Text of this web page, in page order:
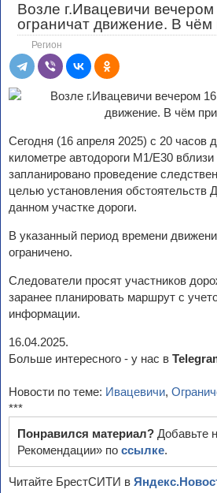
Возле г.Ивацевичи
ограничат движение. В чём
Регион
Сегодня (16 апреля 2025) с 20 часов
километре автодороги М1/Е30
запланировано проведение
целью установления обстоятельств
данном участке дороги.
В указанный период времени
ограничено.
Следователи просят участников
заранее планировать маршрут с
информации.
16.04.2025.
Больше интересного - у нас в
Новости по теме: Ивацевичи,
***
Понравился материал? Добавьте
Рекомендации» по ссылке.
Читайте БрестСИТИ в